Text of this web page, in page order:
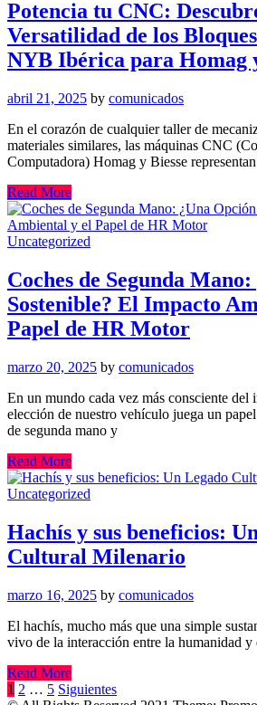
Potencia tu CNC:
Versatilidad de los
NYB Ibérica para Homag
abril 21, 2025 by comunicados
En el corazón de cualquier taller de
materiales similares, las máquinas CNC
Computadora) Homag y Biesse
Read More
Uncategorized
Coches de Segunda
Sostenible? El Impacto
Papel de HR Motor
marzo 20, 2025 by comunicados
En un mundo cada vez más consciente del
elección de nuestro vehículo juega un
de segunda mano y
Read More
Uncategorized
Hachís y sus beneficios:
Cultural Milenario
marzo 16, 2025 by comunicados
El hachís, mucho más que una simple
vivo de la interacción entre la humanidad y
Read More
Paginación
1 2 … 5 Siguientes